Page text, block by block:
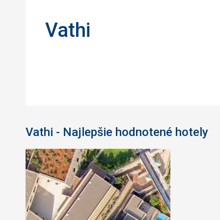
Vathi
Vathi - Najlepšie hodnotené hotely